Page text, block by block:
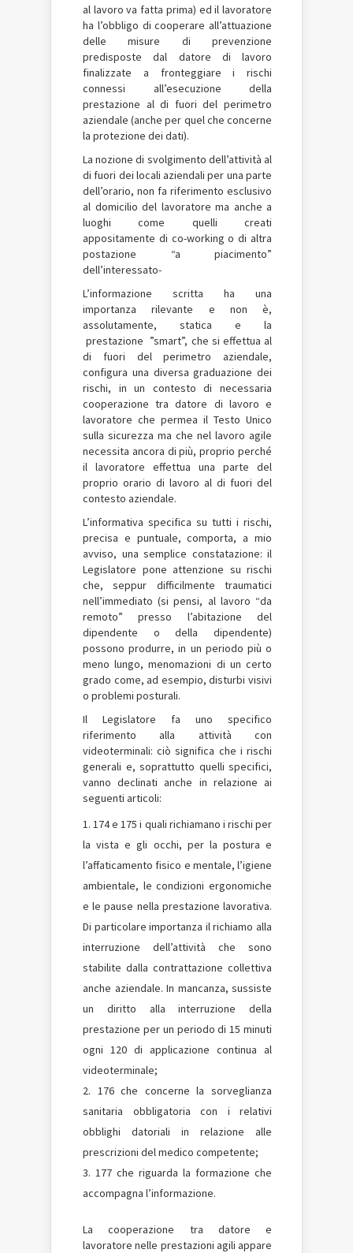
al lavoro va fatta prima) ed il lavoratore
ha l’obbligo di cooperare all’attuazione
delle misure di prevenzione
predisposte dal datore di lavoro
finalizzate a fronteggiare i rischi
connessi all’esecuzione della
prestazione al di fuori del perimetro
aziendale (anche per quel che concerne
la protezione dei dati).
La nozione di svolgimento dell’attività al
di fuori dei locali aziendali per una parte
dell’orario, non fa riferimento esclusivo
al domicilio del lavoratore ma anche a
luoghi come quelli creati
appositamente di co-working o di altra
postazione “a piacimento”
dell’interessato-
L’informazione scritta ha una
importanza rilevante e non è,
assolutamente, statica e la
prestazione ”smart”, che si effettua al
di fuori del perimetro aziendale,
configura una diversa graduazione dei
rischi, in un contesto di necessaria
cooperazione tra datore di lavoro e
lavoratore che permea il Testo Unico
sulla sicurezza ma che nel lavoro agile
necessita ancora di più, proprio perché
il lavoratore effettua una parte del
proprio orario di lavoro al di fuori del
contesto aziendale.
L’informativa specifica su tutti i rischi,
precisa e puntuale, comporta, a mio
avviso, una semplice constatazione: il
Legislatore pone attenzione su rischi
che, seppur difficilmente traumatici
nell’immediato (si pensi, al lavoro “da
remoto” presso l’abitazione del
dipendente o della dipendente)
possono produrre, in un periodo più o
meno lungo, menomazioni di un certo
grado come, ad esempio, disturbi visivi
o problemi posturali.
Il Legislatore fa uno specifico
riferimento alla attività con
videoterminali: ciò significa che i rischi
generali e, soprattutto quelli specifici,
vanno declinati anche in relazione ai
seguenti articoli:
174 e 175 i quali richiamano i rischi per
la vista e gli occhi, per la postura e
l’affaticamento fisico e mentale, l’igiene
ambientale, le condizioni ergonomiche
e le pause nella prestazione lavorativa.
Di particolare importanza il richiamo alla
interruzione dell’attività che sono
stabilite dalla contrattazione collettiva
anche aziendale. In mancanza, sussiste
un diritto alla interruzione della
prestazione per un periodo di 15 minuti
ogni 120 di applicazione continua al
videoterminale;
176 che concerne la sorveglianza
sanitaria obbligatoria con i relativi
obblighi datoriali in relazione alle
prescrizioni del medico competente;
177 che riguarda la formazione che
accompagna l’informazione.
La cooperazione tra datore e
lavoratore nelle prestazioni agili appare